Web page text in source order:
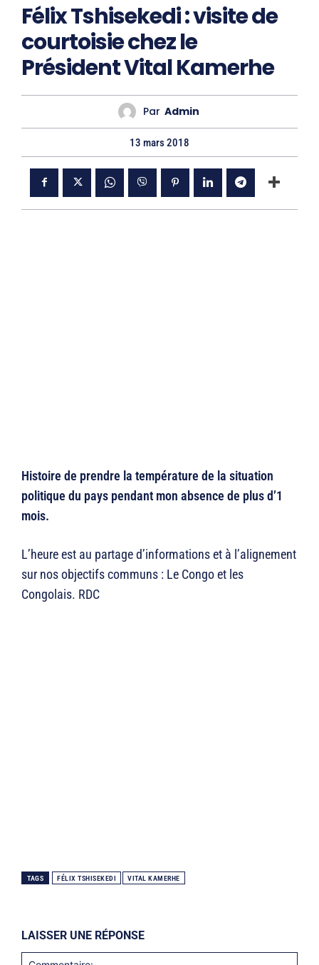
Félix Tshisekedi : visite de
courtoisie chez le
Président Vital Kamerhe
Par Admin
13 mars 2018
Histoire de prendre la température de la situation
politique du pays pendant mon absence de plus d’1
mois.
L’heure est au partage d’informations et à l’alignement
sur nos objectifs communs : Le Congo et les
Congolais. RDC
TAGS FÉLIX TSHISEKEDI VITAL KAMERHE
LAISSER UNE RÉPONSE